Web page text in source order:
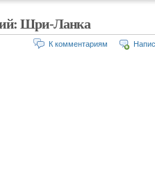
Шри-Ланка
К комментариям